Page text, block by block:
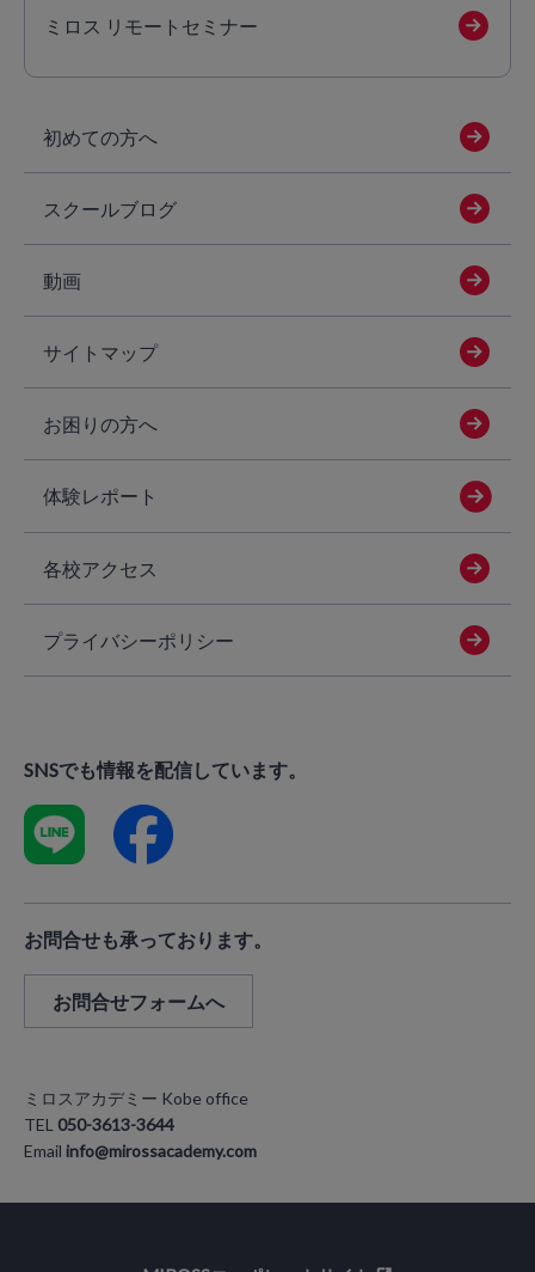
ミロス リモートセミナー
初めての方へ
スクールブログ
動画
サイトマップ
お困りの方へ
体験レポート
各校アクセス
プライバシーポリシー
SNSでも情報を配信しています。
お問合せも承っております。
お問合せフォームへ
ミロスアカデミー Kobe office
TEL 050-3613-3644
Emailinfo@mirossacademy.com